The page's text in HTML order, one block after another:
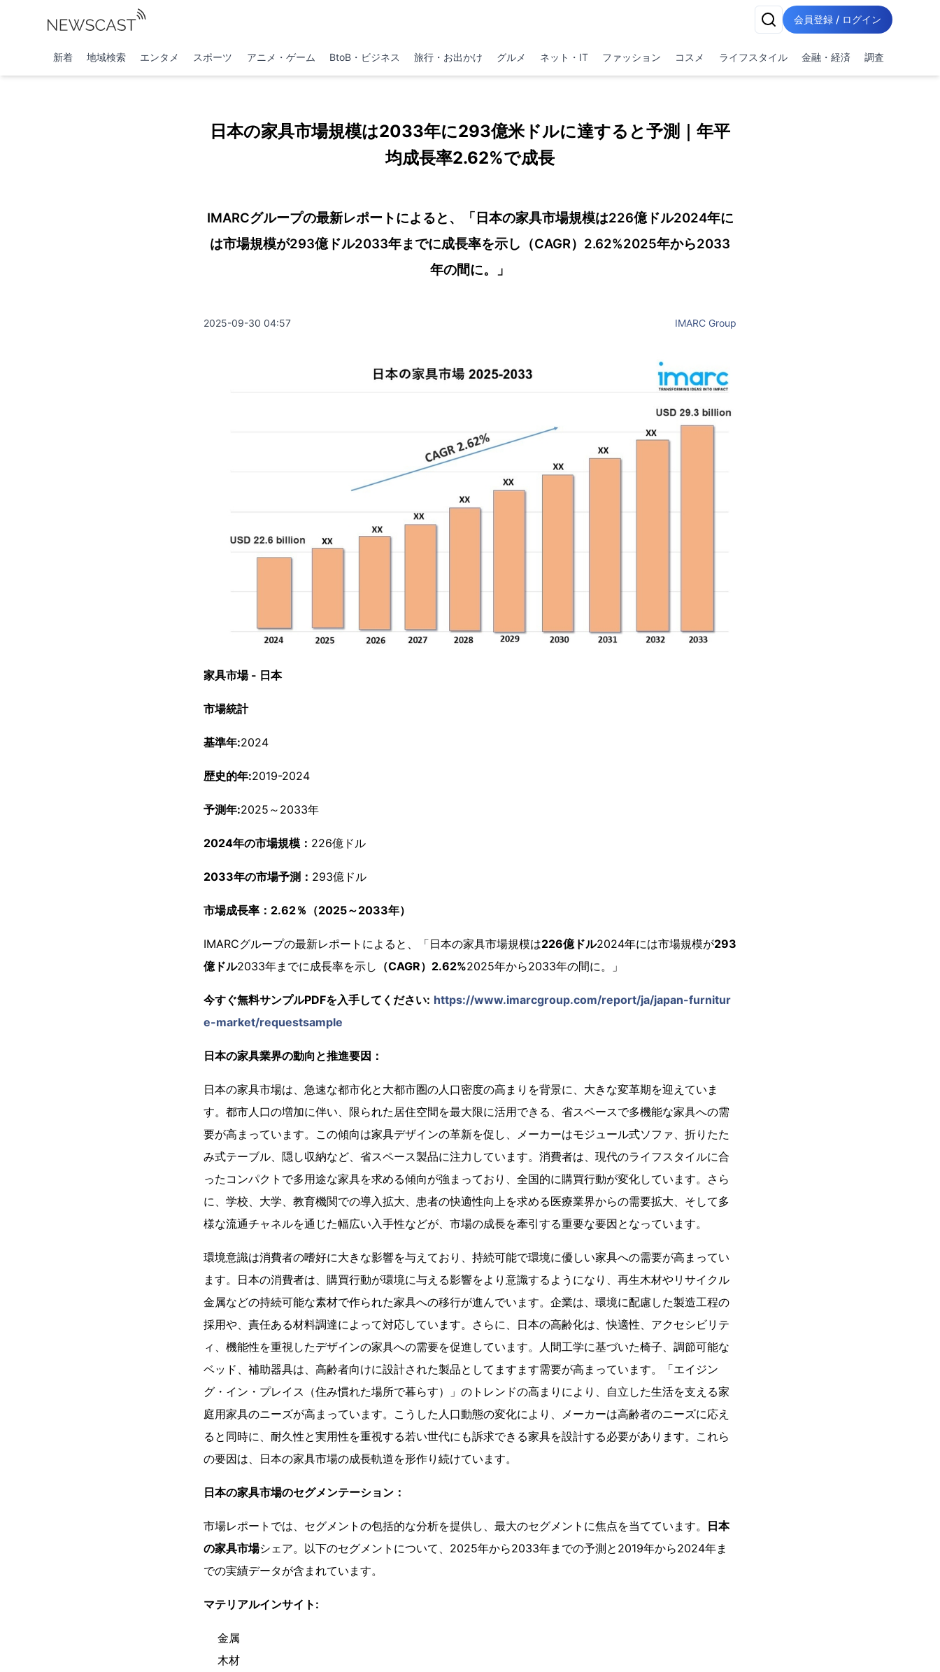
会員登録 / ログイン
新着 地域検索 エンタメ スポーツ アニメ・ゲーム BtoB・ビジネス 旅行・お出かけ グルメ ネット・IT ファッション コスメ ライフスタイル 金融・経済 調査
日本の家具市場規模は2033年に293億米ドルに達すると予測｜年平
均成長率2.62%で成長
IMARCグループの最新レポートによると、「日本の家具市場規模は226億ドル2024年に
は市場規模が293億ドル2033年までに成長率を示し（CAGR）2.62%2025年から2033
年の間に。」
2025-09-30 04:57 IMARC Group
家具市場 - 日本
市場統計
基準年:2024
歴史的年:2019-2024
予測年:2025～2033年
2024年の市場規模： 226億ドル
2033年の市場予測： 293億ドル
市場成長率：2.62％（2025～2033年）
IMARCグループの最新レポートによると、「日本の家具市場規模は226億ドル2024年には市場規模が293
億ドル2033年までに成長率を示し （CAGR）2.62%2025年から2033年の間に。」
今すぐ無料サンプルPDFを入手してください: https://www.imarcgroup.com/report/ja/japan-furnitur
e-market/requestsample
日本の家具業界の動向と推進要因：
日本の家具市場は、急速な都市化と大都市圏の人口密度の高まりを背景に、大きな変革期を迎えていま
す。都市人口の増加に伴い、限られた居住空間を最大限に活用できる、省スペースで多機能な家具への需
要が高まっています。この傾向は家具デザインの革新を促し、メーカーはモジュール式ソファ、折りたた
み式テーブル、隠し収納など、省スペース製品に注力しています。消費者は、現代のライフスタイルに合
ったコンパクトで多用途な家具を求める傾向が強まっており、全国的に購買行動が変化しています。さら
に、学校、大学、教育機関での導入拡大、患者の快適性向上を求める医療業界からの需要拡大、そして多
様な流通チャネルを通じた幅広い入手性などが、市場の成長を牽引する重要な要因となっています。
環境意識は消費者の嗜好に大きな影響を与えており、持続可能で環境に優しい家具への需要が高まってい
ます。日本の消費者は、購買行動が環境に与える影響をより意識するようになり、再生木材やリサイクル
金属などの持続可能な素材で作られた家具への移行が進んでいます。企業は、環境に配慮した製造工程の
採用や、責任ある材料調達によって対応しています。さらに、日本の高齢化は、快適性、アクセシビリテ
ィ、機能性を重視したデザインの家具への需要を促進しています。人間工学に基づいた椅子、調節可能な
ベッド、補助器具は、高齢者向けに設計された製品としてますます需要が高まっています。「エイジン
グ・イン・プレイス（住み慣れた場所で暮らす）」のトレンドの高まりにより、自立した生活を支える家
庭用家具のニーズが高まっています。こうした人口動態の変化により、メーカーは高齢者のニーズに応え
ると同時に、耐久性と実用性を重視する若い世代にも訴求できる家具を設計する必要があります。これら
の要因は、日本の家具市場の成長軌道を形作り続けています。
日本の家具市場のセグメンテーション：
市場レポートでは、セグメントの包括的な分析を提供し、最大のセグメントに焦点を当てています。 日本
の家具市場シェア。以下のセグメントについて、2025年から2033年までの予測と2019年から2024年ま
での実績データが含まれています。
マテリアルインサイト:
金属
木材